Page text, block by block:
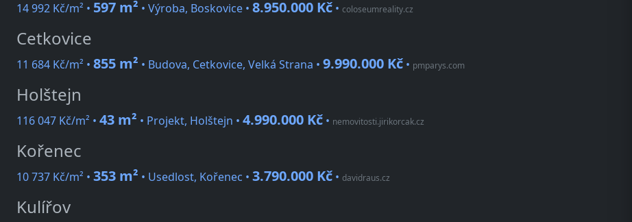
14 992 Kč/m² • 597 m² • Výroba, Boskovice • 8.950.000 Kč • coloseumreality.cz
Cetkovice
11 684 Kč/m² • 855 m² • Budova, Cetkovice, Velká Strana • 9.990.000 Kč • pmparys.com
Holštejn
116 047 Kč/m² • 43 m² • Projekt, Holštejn • 4.990.000 Kč • nemovitosti.jirikorcak.cz
Kořenec
10 737 Kč/m² • 353 m² • Usedlost, Kořenec • 3.790.000 Kč • davidraus.cz
Kulířov